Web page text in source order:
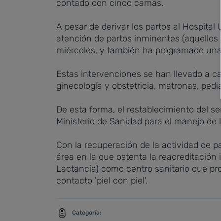
contado con cinco camas.
A pesar de derivar los partos al Hospital
atención de partos inminentes
miércoles, y también ha programado una
Estas intervenciones se han llevado a
ginecología y obstetricia, matronas,
De esta forma, el restablecimiento del
Ministerio de Sanidad para el manejo
Con la recuperación de la actividad de
área en la que ostenta la
Lactancia) como centro sanitario que
contacto 'piel con piel'.
Categoría: